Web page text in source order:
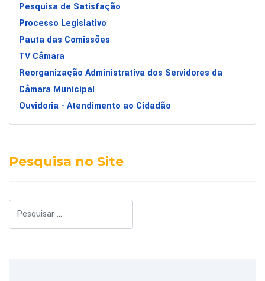
Pesquisa de Satisfação
Processo Legislativo
Pauta das Comissões
TV Câmara
Reorganização Administrativa dos Servidores da
Câmara Municipal
Ouvidoria - Atendimento ao Cidadão
Pesquisa no Site
Pesquisar